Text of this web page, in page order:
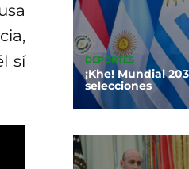
sí
DEPORTES
¡Khe! Mundial
selecciones